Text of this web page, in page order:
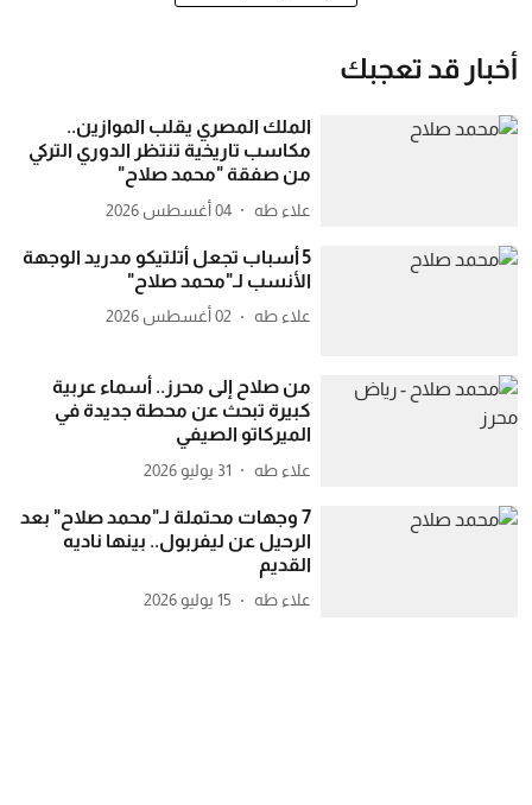
أخبار قد تعجبك
الملك المصري يقلب الموازين..
مكاسب تاريخية تنتظر الدوري التركي
من صفقة "محمد صلاح"
علاء طه 04 أغسطس 2026
5 أسباب تجعل أتلتيكو مدريد الوجهة
الأنسب لـ"محمد صلاح"
علاء طه 02 أغسطس 2026
من صلاح إلى محرز.. أسماء عربية
كبيرة تبحث عن محطة جديدة في
الميركاتو الصيفي
علاء طه 31 يوليو 2026
7 وجهات محتملة لـ"محمد صلاح" بعد
الرحيل عن ليفربول.. بينها ناديه
القديم
علاء طه 15 يوليو 2026